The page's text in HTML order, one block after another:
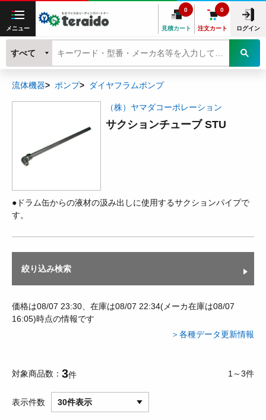
メニュー 見積カート
0
注文カート
0
ログイン
すべて
流体機器 ポンプ ダイヤフラムポンプ
（株）ヤマダコーポレーション
サクションチューブ STU
●ドラム缶からの液材の汲み出しに使用するサクションパイプで
す。
絞り込み検索
価格は08/07 23:30、在庫は08/07 22:34(メーカ在庫は08/07
16:05)時点の情報です
＞各種データ更新情報
対象商品数 3件 1～3件
表示件数 30件表示